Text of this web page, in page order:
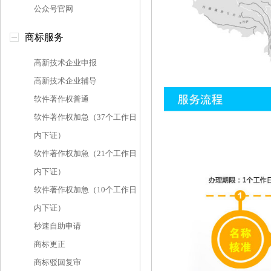
公众号官网
商标服务
高新技术企业申报
高新技术企业辅导
软件著作权普通
软件著作权加急（37个工作日
内下证）
软件著作权加急（21个工作日
内下证）
软件著作权加急（10个工作日
内下证）
秒速自助申请
商标更正
商标驳回复审